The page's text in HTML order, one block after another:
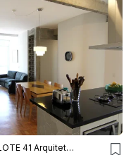
LOTE 41 Arquitetura & Design